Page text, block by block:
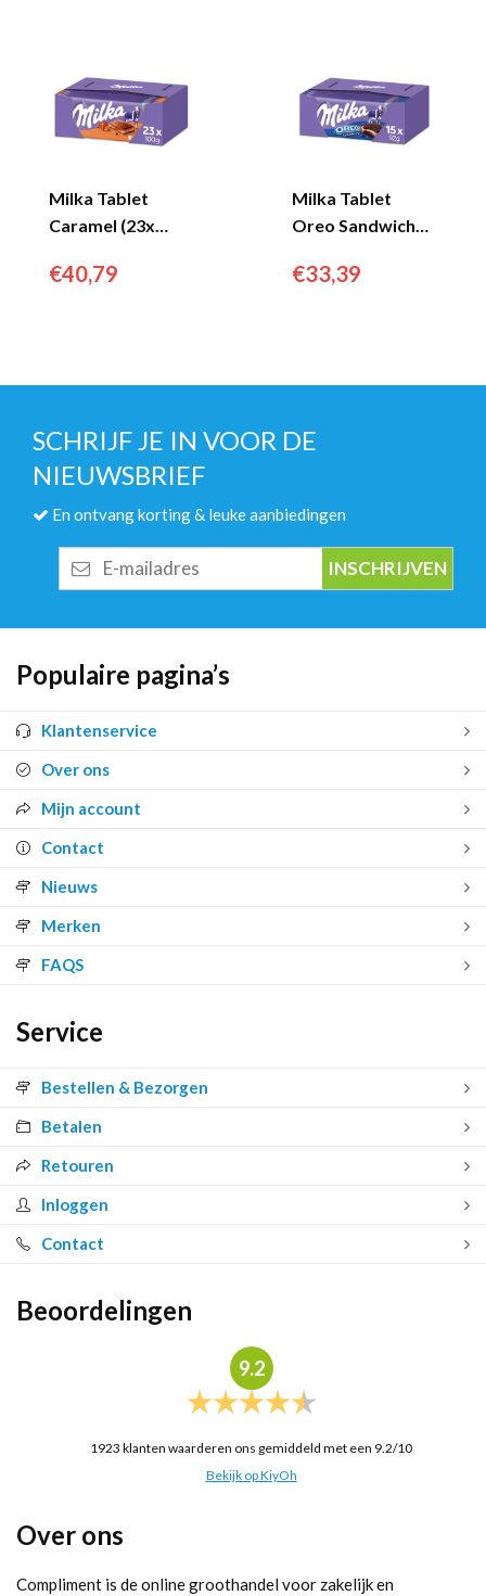
Milka Tablet
Caramel (23x
€40,79
Milka Tablet
Oreo Sandwich
€33,39
SCHRIJF JE IN VOOR DE
NIEUWSBRIEF
En ontvang korting & leuke aanbiedingen
mailadres
Populaire pagina’s
Klantenservice
Over ons
Mijn account
Contact
Nieuws
Merken
FAQS
Service
Bestellen & Bezorgen
Betalen
Retouren
Inloggen
Contact
Beoordelingen
9.2
1923 klanten waarderen ons gemiddeld met een 9.2/10
Bekijk op KiyOh
Over ons
Compliment is de online groothandel voor zakelijk en